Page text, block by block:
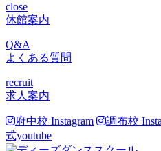
close
休館案内
Q&A
よくある質問
recruit
求人案内
府中校 Instagram 調布校
式youtube